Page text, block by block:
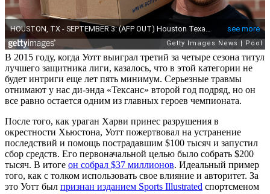
В 2015 году, когда Уотт выиграл третий за четыре сезона титул
лучшего защитника лиги, казалось, что в этой категории не
будет интриги еще лет пять минимум. Серьезные травмы
отнимают у нас ди-энда «Тексанс» второй год подряд, но он
все равно остается одним из главных героев чемпионата.
После того, как ураган Харви принес разрушения в
окрестности Хьюстона, Уотт пожертвовал на устранение
последствий и помощь пострадавшим $100 тысяч и запустил
сбор средств. Его первоначальной целью было собрать $200
тысяч. В итоге он собрал $37 миллионов. Идеальный пример
того, как с толком использовать свое влияние и авторитет. За
это Уотт был признан изданием Sports Illustrated спортсменом